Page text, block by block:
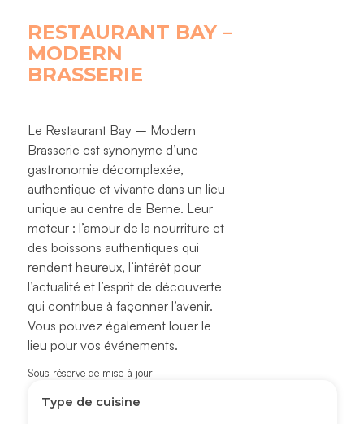
RESTAURANT BAY –
MODERN
BRASSERIE
Le Restaurant Bay – Modern
Brasserie est synonyme d’une
gastronomie décomplexée,
authentique et vivante dans un lieu
unique au centre de Berne. Leur
moteur : l’amour de la nourriture et
des boissons authentiques qui
rendent heureux, l’intérêt pour
l’actualité et l’esprit de découverte
qui contribue à façonner l’avenir.
Vous pouvez également louer le
lieu pour vos événements.
Sous réserve de mise à jour
Type de cuisine